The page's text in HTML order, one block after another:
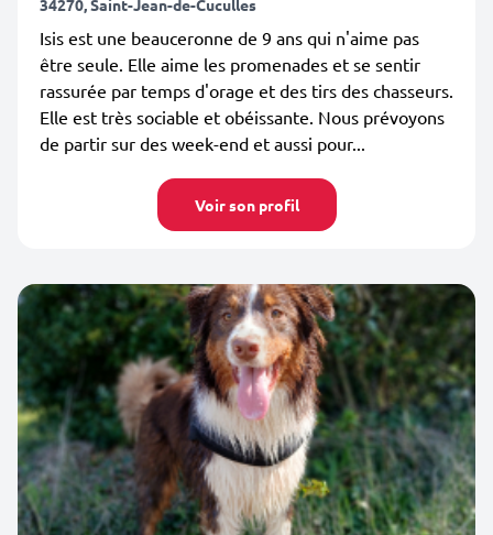
34270, Saint-Jean-de-Cuculles
Isis est une beauceronne de 9 ans qui n'aime pas
être seule. Elle aime les promenades et se sentir
rassurée par temps d'orage et des tirs des chasseurs.
Elle est très sociable et obéissante. Nous prévoyons
de partir sur des week-end et aussi pour...
Voir son profil